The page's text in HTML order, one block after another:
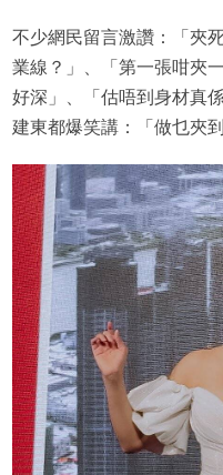
不少網民留言激讚：「夾
業線？」、「第一張咁夾
好深」、「估唔到身材真
建東都爆笑講：「做乜夾